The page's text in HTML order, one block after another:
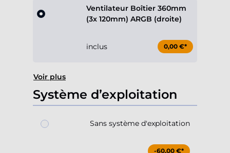
Ventilateur Boîtier 360mm
(3x 120mm) ARGB (droite)
inclus 0,00 €*
Voir plus
Système d’exploitation
Sans système d'exploitation
-60,00 €*